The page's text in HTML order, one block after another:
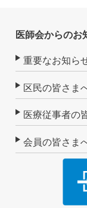
医師会からのお
重要なお知ら
区民の皆さま
医療従事者の
会員の皆さま